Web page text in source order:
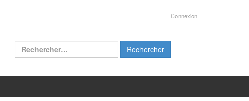
Connexion
Rechercher :